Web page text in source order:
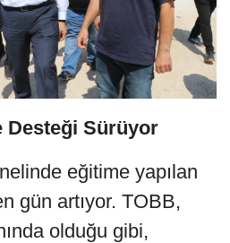
Desteği Sürüyor
eğitime yapılan
gün artıyor. TOBB,
olduğu gibi,